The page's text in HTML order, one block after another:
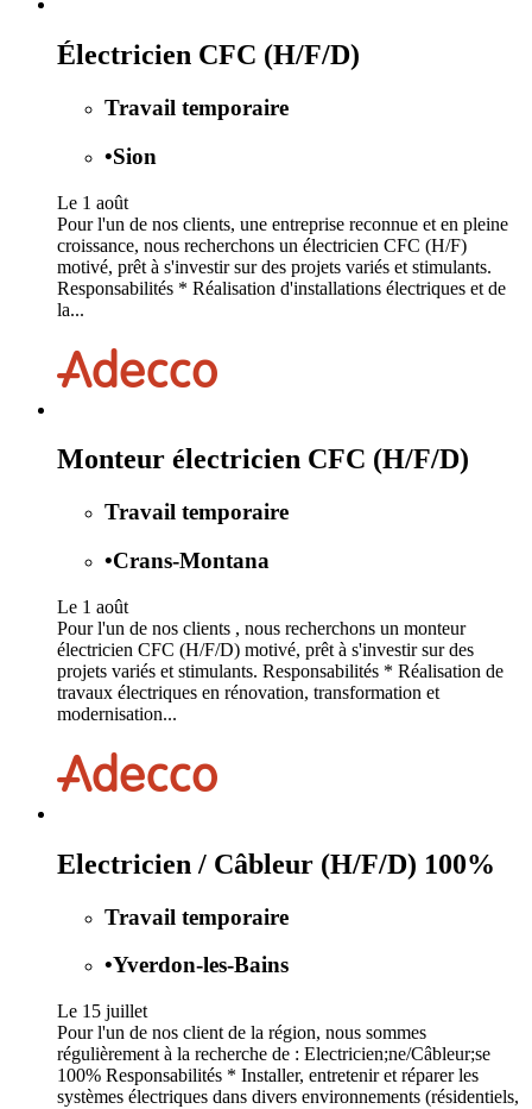
Électricien CFC (H/F/D)
Travail temporaire
•Sion
Le 1 août
Pour l'un de nos clients, une entreprise reconnue et en pleine
croissance, nous recherchons un électricien CFC (H/F)
motivé, prêt à s'investir sur des projets variés et stimulants.
Responsabilités * Réalisation d'installations électriques et de
la...
Monteur électricien CFC (H/F/D)
Travail temporaire
•Crans-Montana
Le 1 août
Pour l'un de nos clients , nous recherchons un monteur
électricien CFC (H/F/D) motivé, prêt à s'investir sur des
projets variés et stimulants. Responsabilités * Réalisation de
travaux électriques en rénovation, transformation et
modernisation...
Electricien / Câbleur (H/F/D) 100%
Travail temporaire
•Yverdon-les-Bains
Le 15 juillet
Pour l'un de nos client de la région, nous sommes
régulièrement à la recherche de : Electricien;ne/Câbleur;se
100% Responsabilités * Installer, entretenir et réparer les
systèmes électriques dans divers environnements (résidentiels,